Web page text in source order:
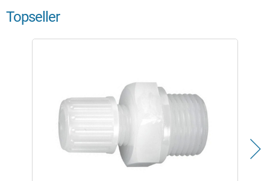
Topseller